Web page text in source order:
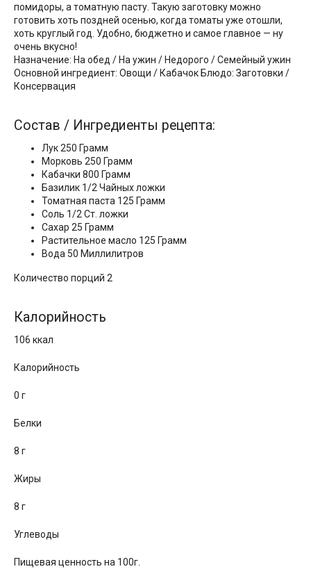
помидоры, а томатную пасту. Такую заготовку можно
готовить хоть поздней осенью, когда томаты уже отошли,
хоть круглый год. Удобно, бюджетно и самое главное — ну
очень вкусно!
Назначение: На обед / На ужин / Недорого / Семейный ужин
Основной ингредиент: Овощи / Кабачок Блюдо: Заготовки /
Консервация
Состав / Ингредиенты рецепта:
Лук 250 Грамм
Морковь 250 Грамм
Кабачки 800 Грамм
Базилик 1/2 Чайных ложки
Томатная паста 125 Грамм
Соль 1/2 Ст. ложки
Сахар 25 Грамм
Растительное масло 125 Грамм
Вода 50 Миллилитров
Количество порций 2
Калорийность
106 ккал
Калорийность
0 г
Белки
8 г
Жиры
8 г
Углеводы
Пищевая ценность на 100г.